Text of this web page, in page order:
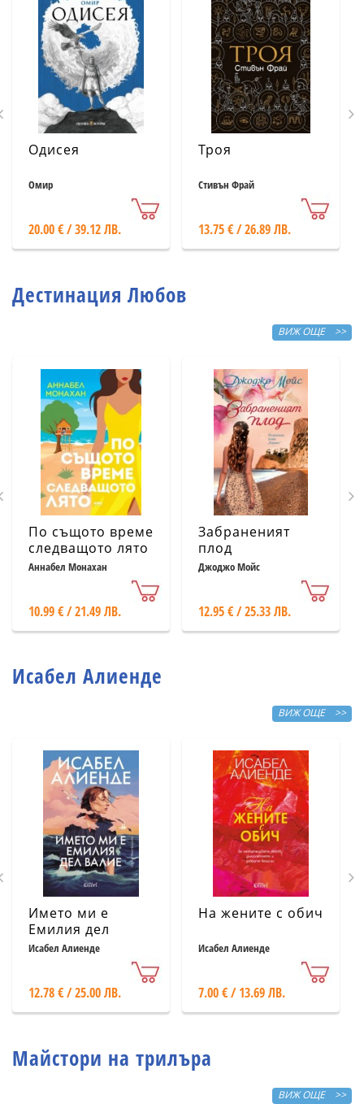
Одисея
Омир
20.00 € / 39.12 ЛВ.
Троя
Стивън Фрай
13.75 € / 26.89 ЛВ.
Дестинация Любов
ВИЖ ОЩЕ >>
По същото време
следващото лято
Аннабел Монахан
10.99 € / 21.49 ЛВ.
Забраненият
плод
Джоджо Мойс
12.95 € / 25.33 ЛВ.
Исабел Алиенде
ВИЖ ОЩЕ >>
Името ми е
Емилия дел
Валие
Исабел Алиенде
12.78 € / 25.00 ЛВ.
На жените с обич
Исабел Алиенде
7.00 € / 13.69 ЛВ.
Майстори на трилъра
ВИЖ ОЩЕ >>